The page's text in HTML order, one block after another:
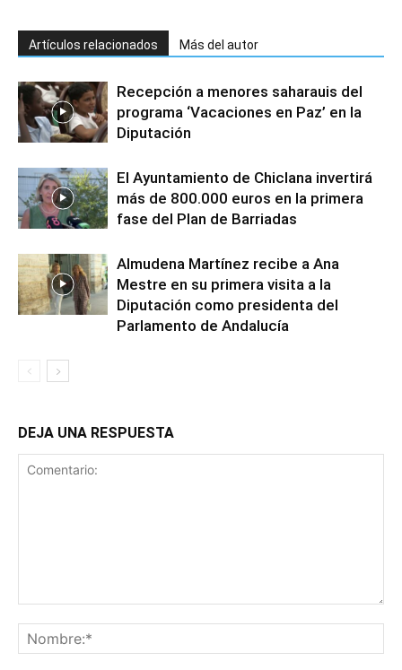
Artículos relacionados Más del autor
Recepción a menores saharauis del
programa ‘Vacaciones en Paz’ en la
Diputación
El Ayuntamiento de Chiclana invertirá
más de 800.000 euros en la primera
fase del Plan de Barriadas
Almudena Martínez recibe a Ana
Mestre en su primera visita a la
Diputación como presidenta del
Parlamento de Andalucía
DEJA UNA RESPUESTA